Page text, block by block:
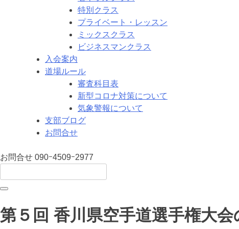
特別クラス
プライベート・レッスン
ミックスクラス
ビジネスマンクラス
入会案内
道場ルール
審査科目表
新型コロナ対策について
気象警報について
支部ブログ
お問合せ
お問合せ 090ｰ4509ｰ2977
第５回 香川県空手道選手権大